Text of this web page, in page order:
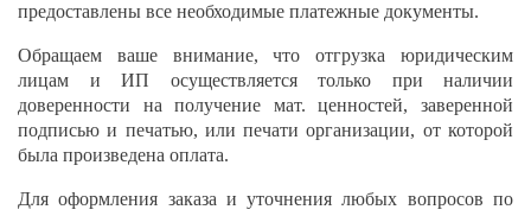
предоставлены все необходимые платежные документы.
Обращаем ваше внимание, что отгрузка юридическим
лицам и ИП осуществляется только при наличии
доверенности на получение мат. ценностей, заверенной
подписью и печатью, или печати организации, от которой
была произведена оплата.
Для оформления заказа и уточнения любых вопросов по